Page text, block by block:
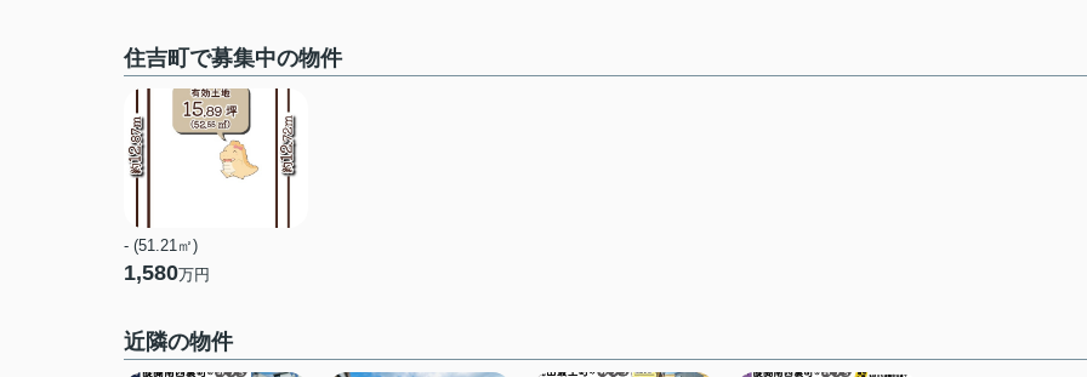
住吉町で募集中の物件
- (51.21㎡)
1,580万円
近隣の物件